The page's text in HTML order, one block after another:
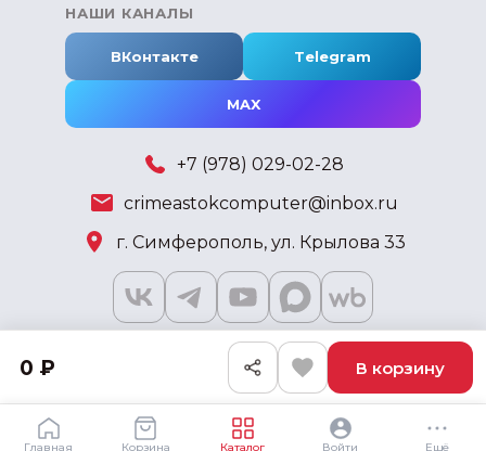
Главная Корзина Каталог Войти Ещё
0 ₽ В корзину
НАШИ КАНАЛЫ
ВКонтакте Telegram
MAX
+7 (978) 029-02-28
crimeastokcomputer@inbox.ru
г. Симферополь, ул. Крылова 33
2018 - 2026 © KSKSHOP.RU